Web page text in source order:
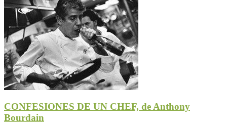
CONFESIONES DE UN CHEF, de Anthony
Bourdain